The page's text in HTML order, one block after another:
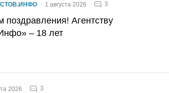
1 августа 2026 3
поздравления! Агентству
– 18 лет
2026 3